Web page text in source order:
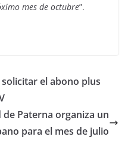
mes de octubre”.
el abono plus
de Paterna organiza un
para el mes de julio